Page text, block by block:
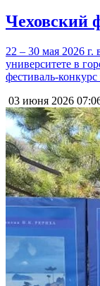
Чеховский
22 – 30 мая 2026 г.
университете в
фестиваль-
03 июня 2026